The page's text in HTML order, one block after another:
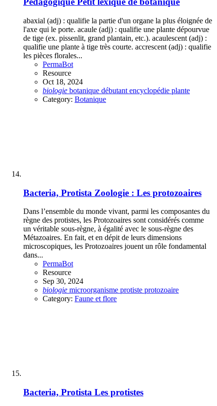
abaxial (adj) : qualifie la partie d'un organe la plus éloignée de
l'axe qui le porte. acaule (adj) : qualifie une plante dépourvue
de tige (ex. pissenlit, grand plantain, etc.). acaulescent (adj) :
qualifie une plante à tige très courte. accrescent (adj) : qualifie
les pièces florales...
PermaBot
Resource
Oct 18, 2024
biologie botanique débutant encyclopédie plante
Category: Botanique
Bacteria, Protista Zoologie : Les protozoaires
Dans l’ensemble du monde vivant, parmi les composantes du
règne des protistes, les Protozoaires sont considérés comme
un véritable sous-règne, à égalité avec le sous-règne des
Métazoaires. En fait, et en dépit de leurs dimensions
microscopiques, les Protozoaires jouent un rôle fondamental
dans...
PermaBot
Resource
Sep 30, 2024
biologie microorganisme protiste protozoaire
Category: Faune et flore
Bacteria, Protista Les protistes